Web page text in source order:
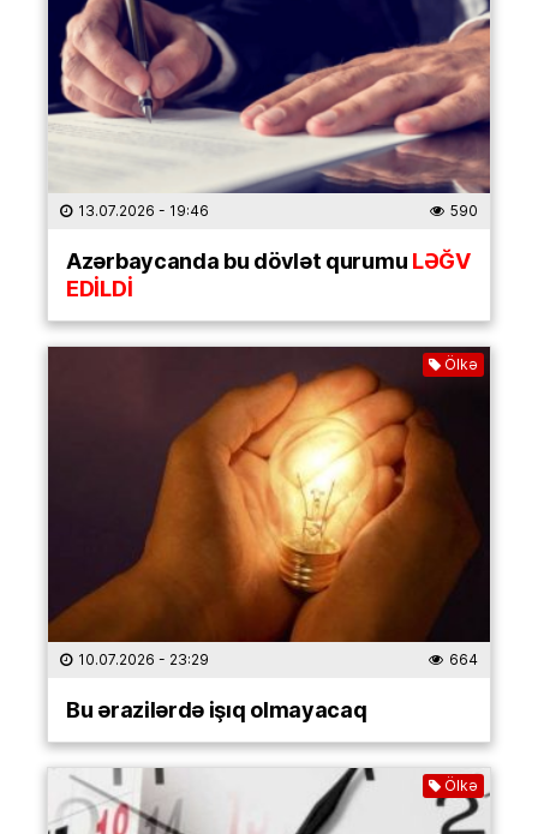
13.07.2026 - 19:46 590
Azərbaycanda bu dövlət qurumuLƏĞV
EDİLDİ
Ölkə
10.07.2026 - 23:29 664
Bu ərazilərdə işıq olmayacaq
Ölkə